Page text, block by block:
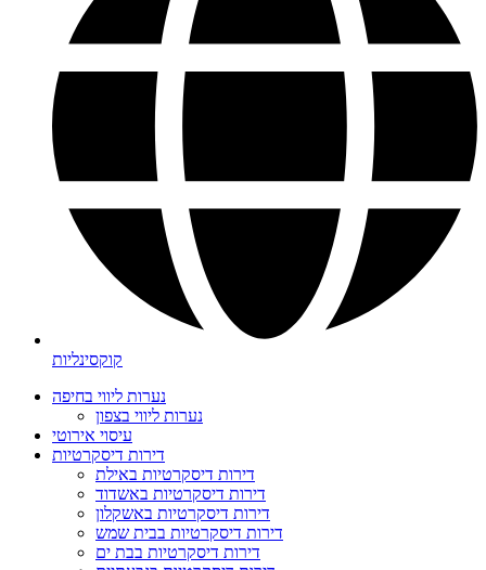
קוקסינליות
נערות ליווי בחיפה
נערות ליווי בצפון
עיסוי אירוטי
דירות דיסקרטיות
דירות דיסקרטיות באילת
דירות דיסקרטיות באשדוד
דירות דיסקרטיות באשקלון
דירות דיסקרטיות בבית שמש
דירות דיסקרטיות בבת ים